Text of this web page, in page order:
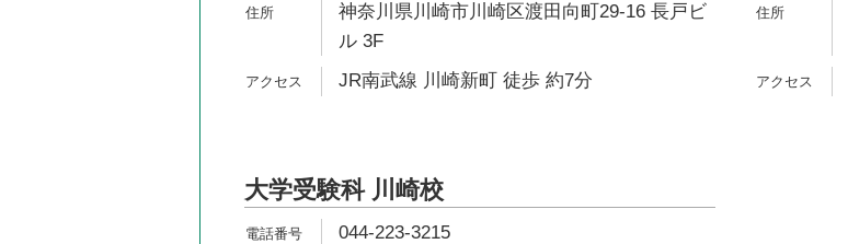
神奈川県川崎市川崎区渡田向町29-16 長戸ビ
ル 3F
JR南武線 川崎新町 徒歩 約7分
大学受験科 川崎校
044-223-3215